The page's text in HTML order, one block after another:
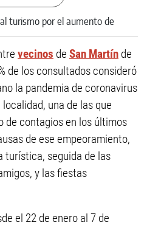
vecinos de San Martín de
de los consultados consideró
la pandemia de coronavirus
una de las que
de contagios en los últimos
de ese empeoramiento,
turística, seguida de las
y las fiestas
el 22 de enero al 7 de